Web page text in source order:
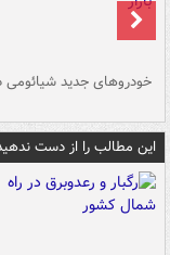
خودروهای جدید شیائومی در
این مطالب را از دست